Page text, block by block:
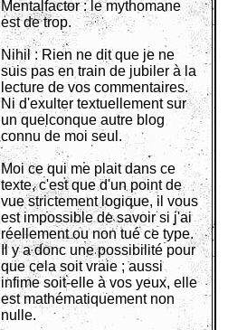
Mentalfactor : le mythomane
est de trop.
Nihil : Rien ne dit que je ne
suis pas en train de jubiler à la
lecture de vos commentaires.
Ni d'exulter textuellement sur
un quelconque autre blog
connu de moi seul.
Moi ce qui me plait dans ce
texte, c'est que d'un point de
vue strictement logique, il vous
est impossible de savoir si j'ai
réellement ou non tué ce type.
Il y a donc une possibilité pour
que cela soit vraie ; aussi
infime soit-elle à vos yeux, elle
est mathématiquement non
nulle.